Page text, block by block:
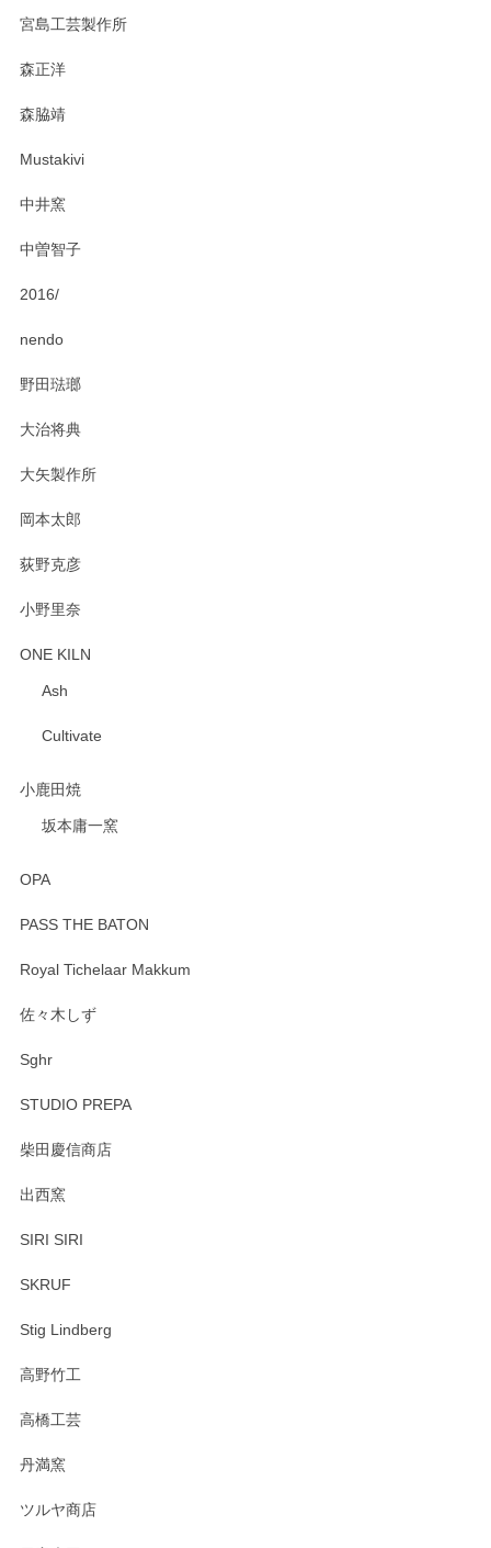
おかけしました。 ありがとうございます。
宮島工芸製作所
森正洋
森脇靖
Mustakivi
中井窯
中曽智子
2016/
nendo
野田琺瑯
大治将典
大矢製作所
岡本太郎
荻野克彦
小野里奈
ONE KILN
Ash
Cultivate
小鹿田焼
坂本庸一窯
OPA
PASS THE BATON
Royal Tichelaar Makkum
佐々木しず
Sghr
STUDIO PREPA
柴田慶信商店
出西窯
SIRI SIRI
SKRUF
Stig Lindberg
高野竹工
高橋工芸
丹満窯
ツルヤ商店